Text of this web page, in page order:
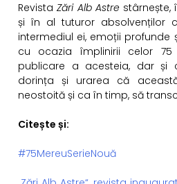
Revista Zări Alb Astrestârnește,
și în al tuturor absolvenților
intermediul ei, emoții profunde
cu ocazia împlinirii celor
publicare a acesteia, dar și
dorința și urarea că
neostoită și ca în timp, să
Citește și:
#75MereuSerieNouă